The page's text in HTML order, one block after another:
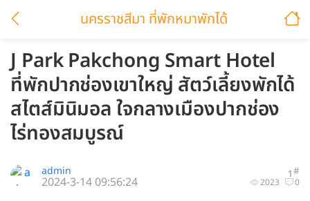
นครราชสีมา ที่พักหมาพักได้
J Park Pakchong Smart Hotel
ที่พักปากช่องเขาใหญ่ สัตว์เลี้ยงพักได้
สไตส์มินิมอล ใจกลางเมืองปากช่อง
ไร่ทองสมบูรณ์
1#
admin
2023 0
2024-3-14 09:56:24